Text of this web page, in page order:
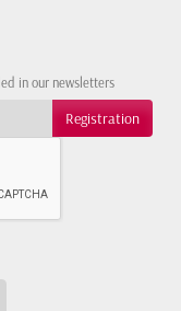
in our newsletters